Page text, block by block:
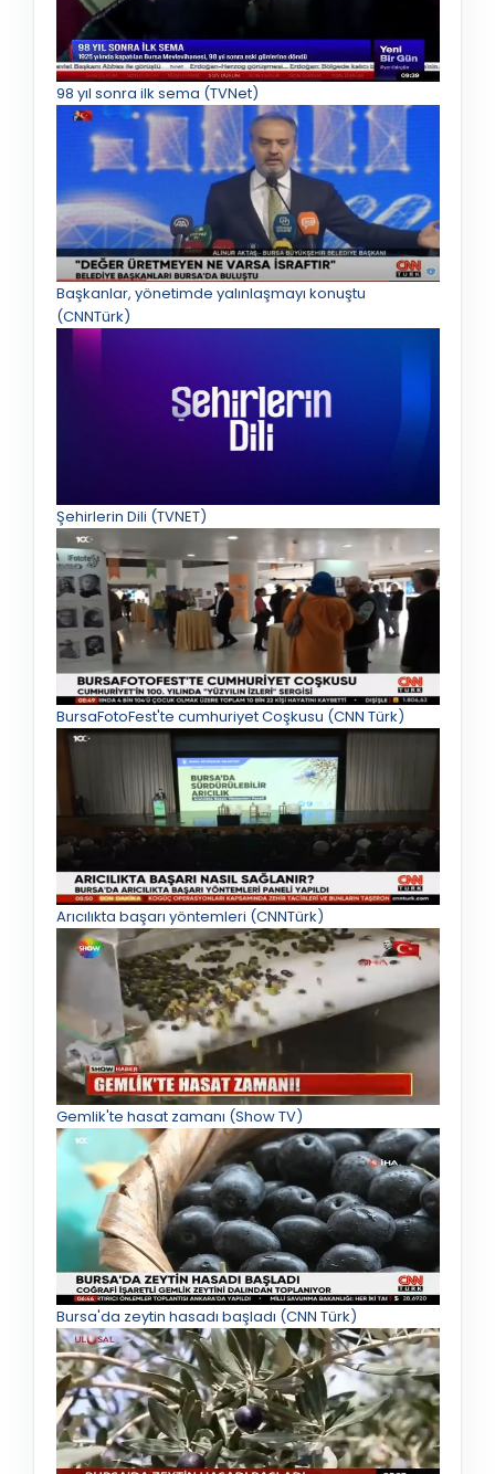
98 yıl sonra ilk sema (TVNet)
Başkanlar, yönetimde yalınlaşmayı konuştu
(CNNTürk)
Şehirlerin Dili (TVNET)
BursaFotoFest'te cumhuriyet Coşkusu (CNN Türk)
Arıcılıkta başarı yöntemleri (CNNTürk)
Gemlik'te hasat zamanı (Show TV)
Bursa'da zeytin hasadı başladı (CNN Türk)